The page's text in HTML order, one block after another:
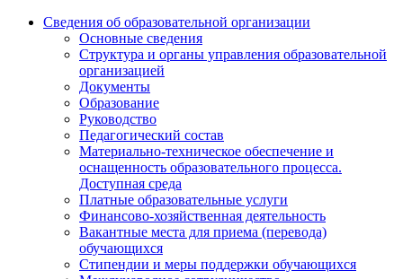
Сведения об образовательной организации
Основные сведения
Структура и органы управления образовательной
организацией
Документы
Образование
Руководство
Педагогический состав
Материально-техническое обеспечение и
оснащенность образовательного процесса.
Доступная среда
Платные образовательные услуги
Финансово-хозяйственная деятельность
Вакантные места для приема (перевода)
обучающихся
Стипендии и меры поддержки обучающихся